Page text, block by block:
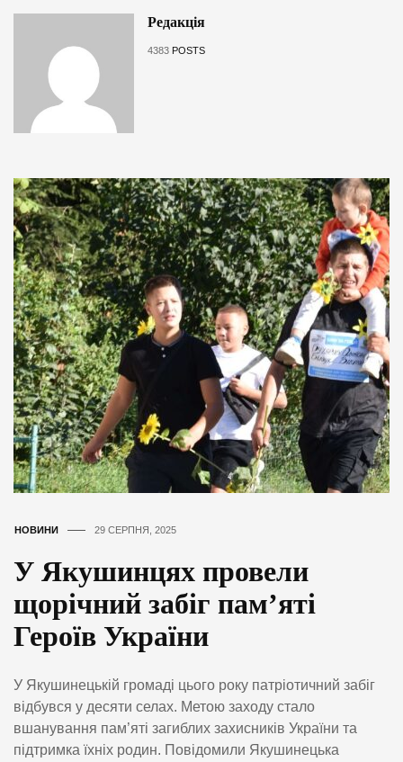
Редакція
4383 POSTS
НОВИНИ 29 СЕРПНЯ, 2025
У Якушинцях провели
щорічний забіг пам’яті
Героїв України
У Якушинецькій громаді цього року патріотичний забіг
відбувся у десяти селах. Метою заходу стало
вшанування пам’яті загиблих захисників України та
підтримка їхніх родин. Повідомили Якушинецька